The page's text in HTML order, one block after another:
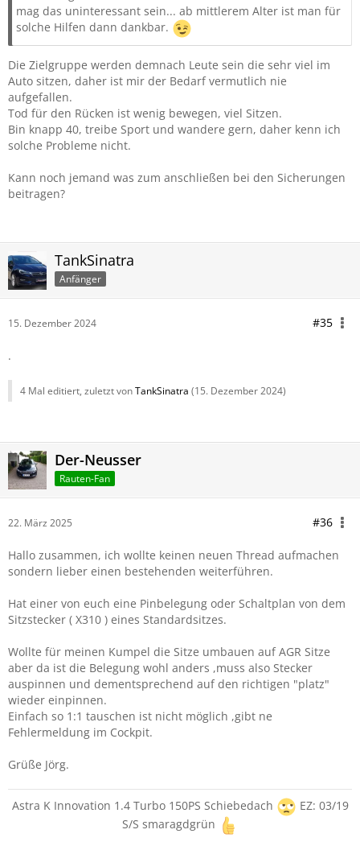
mag das uninteressant sein... ab mittlerem Alter ist man für
solche Hilfen dann dankbar.
Die Zielgruppe werden demnach Leute sein die sehr viel im
Auto sitzen, daher ist mir der Bedarf vermutlich nie
aufgefallen.
Tod für den Rücken ist wenig bewegen, viel Sitzen.
Bin knapp 40, treibe Sport und wandere gern, daher kenn ich
solche Probleme nicht.
Kann noch jemand was zum anschließen bei den Sicherungen
beitragen?
TankSinatra
Anfänger
15. Dezember 2024 #35
.
4 Mal editiert, zuletzt vonTankSinatra (15. Dezember 2024)
Der-Neusser
Rauten-Fan
22. März 2025 #36
Hallo zusammen, ich wollte keinen neuen Thread aufmachen
sondern lieber einen bestehenden weiterführen.
Hat einer von euch eine Pinbelegung oder Schaltplan von dem
Sitzstecker ( X310 ) eines Standardsitzes.
Wollte für meinen Kumpel die Sitze umbauen auf AGR Sitze
aber da ist die Belegung wohl anders ,muss also Stecker
auspinnen und dementsprechend auf den richtigen "platz"
wieder einpinnen.
Einfach so 1:1 tauschen ist nicht möglich ,gibt ne
Fehlermeldung im Cockpit.
Grüße Jörg.
Astra K Innovation 1.4 Turbo 150PS Schiebedach
EZ: 03/19
S/S smaragdgrün